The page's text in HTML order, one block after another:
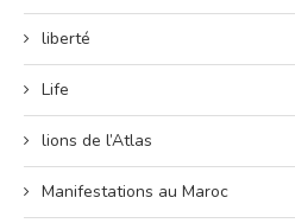
liberté
Life
lions de l’Atlas
Manifestations au Maroc